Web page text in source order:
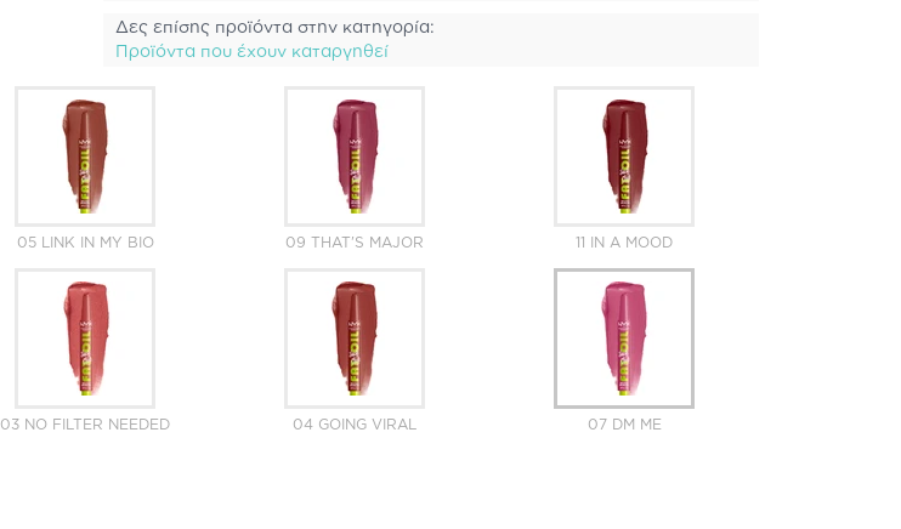
Δες επίσης προϊόντα στην κατηγορία:
Προϊόντα που έχουν καταργηθεί
05 LINK IN MY BIO 09 THAT'S MAJOR 11 IN A MOOD
03 NO FILTER NEEDED 04 GOING VIRAL 07 DM ME